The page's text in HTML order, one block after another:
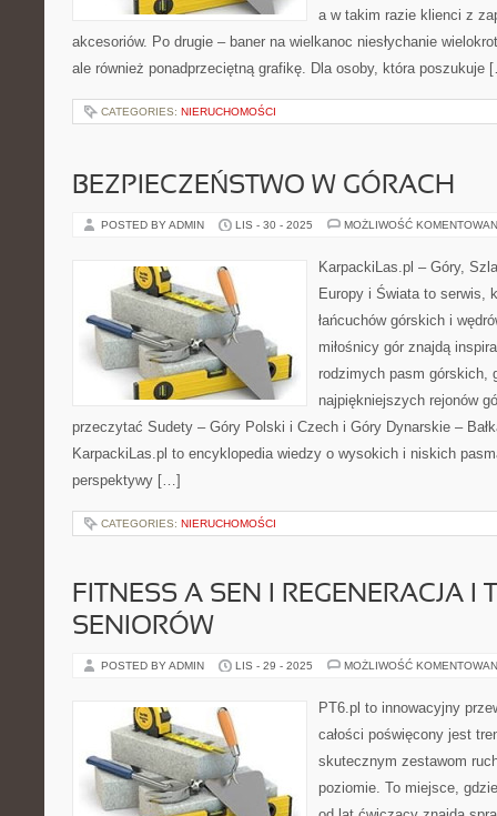
a w takim razie klienci z
akcesoriów. Po drugie – baner na wielkanoc niesłychanie
ale również ponadprzeciętną grafikę. Dla osoby, która poszukuje
CATEGORIES: NIERUCHOMOŚCI
BEZPIECZEŃSTWO W GÓRACH
POSTED BY ADMIN LIS - 30 - 2025 MOŻLIWOŚĆ
KarpackiLas.pl – Góry,
Europy i Świata to serwis,
łańcuchów górskich i
miłośnicy gór znajdą
rodzimych pasm górskich,
najpiękniejszych rejonów
przeczytać Sudety – Góry Polski i Czech i Góry Dynarskie –
KarpackiLas.pl to encyklopedia wiedzy o wysokich i niskich
perspektywy […]
CATEGORIES: NIERUCHOMOŚCI
FITNESS A SEN I REGENERACJA I
SENIORÓW
POSTED BY ADMIN LIS - 29 - 2025 MOŻLIWOŚĆ
PT6.pl to innowacyjny
całości poświęcony jest
skutecznym zestawom
poziomie. To miejsce,